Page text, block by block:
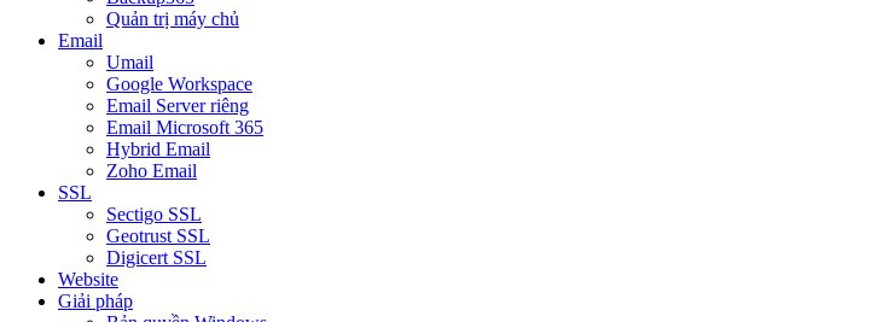
Quản trị máy chủ
Email
Umail
Google Workspace
Email Server riêng
Email Microsoft 365
Hybrid Email
Zoho Email
SSL
Sectigo SSL
Geotrust SSL
Digicert SSL
Website
Giải pháp